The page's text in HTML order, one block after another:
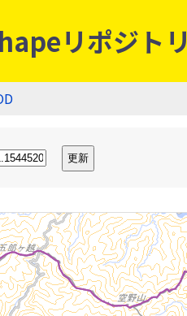
リポジトリ